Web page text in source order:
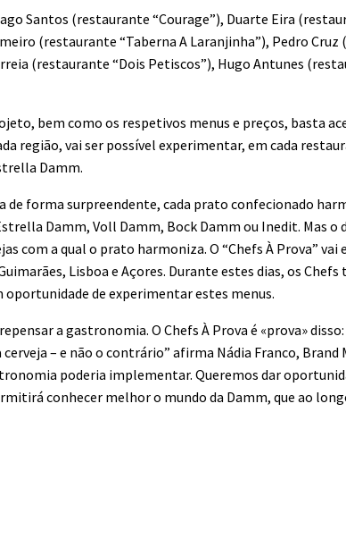
Santos (restaurante “Courage”), Duarte Eira
(restaurante “Taberna A Laranjinha”), Pedro Cruz
(restaurante “Dois Petiscos”), Hugo Antunes
bem como os respetivos menus e preços, basta
região, vai ser possível experimentar, em cada
Damm.
de forma surpreendente, cada prato confecionado
Damm, Voll Damm, Bock Damm ou Inedit. Mas o
com a qual o prato harmoniza. O “Chefs À Prova”
Lisboa e Açores. Durante estes dias, os
de experimentar estes menus.
a gastronomia. O Chefs À Prova é «prova»
– e não o contrário” afirma Nádia Franco, Brand
poderia implementar. Queremos dar
conhecer melhor o mundo da Damm, que ao